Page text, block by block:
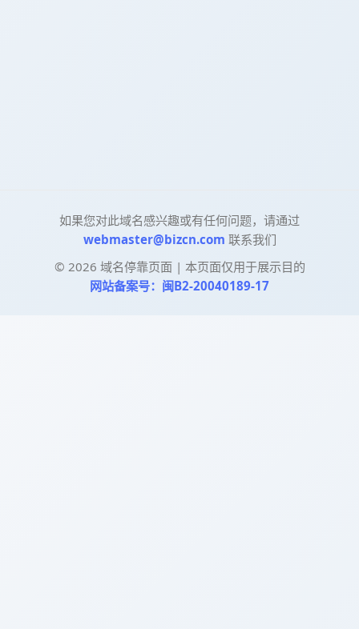
如果您对此域名感兴趣或有任何问题，请通过
webmaster@bizcn.com 联系我们
© 2026 域名停靠页面 | 本页面仅用于展示目的
网站备案号：闽B2-20040189-17